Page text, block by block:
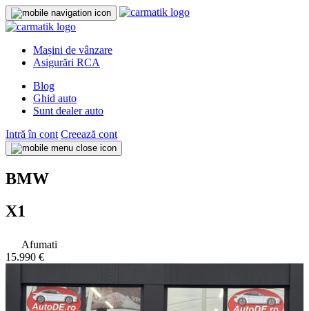
Mașini de vânzare
Asigurări RCA
Blog
Ghid auto
Sunt dealer auto
Intră în cont Creează cont
BMW
X1
Afumati
15.990 €